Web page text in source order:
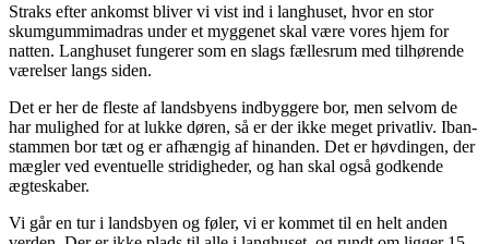
Straks efter ankomst bliver vi vist ind i langhuset, hvor en stor
skumgummimadras under et myggenet skal være vores hjem for
natten. Langhuset fungerer som en slags fællesrum med tilhørende
værelser langs siden.
Det er her de fleste af landsbyens indbyggere bor, men selvom de
har mulighed for at lukke døren, så er der ikke meget privatliv. Iban-
stammen bor tæt og er afhængig af hinanden. Det er høvdingen, der
mægler ved eventuelle stridigheder, og han skal også godkende
ægteskaber.
Vi går en tur i landsbyen og føler, vi er kommet til en helt anden